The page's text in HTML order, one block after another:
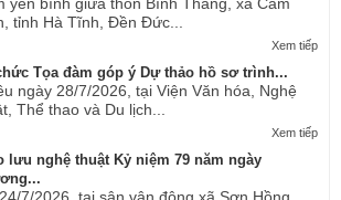
tỉnh Hà Tĩnh, Đền Đức...
Xem tiếp
Tọa đàm góp ý Dự thảo hồ sơ trình...
ngày 28/7/2026, tại Viện Văn hóa, Nghệ
Thể thao và Du lịch...
Xem tiếp
lưu nghệ thuật Kỷ niệm 79 năm ngày
7/2026, tại sân vận động xã Sơn Hồng,